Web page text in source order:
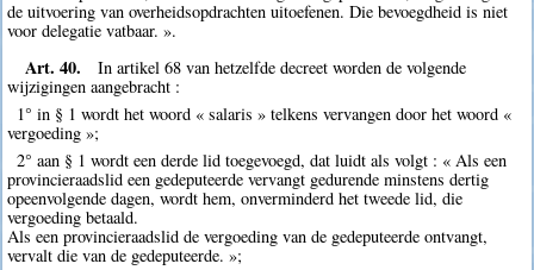
de uitvoering van overheidsopdrachten uitoefenen. Die bevoegdheid is niet
voor delegatie vatbaar. ».
Art. 40.
In artikel 68 van hetzelfde decreet worden de volgende
wijzigingen aangebracht :
1° in § 1 wordt het woord « salaris » telkens vervangen door het woord «
vergoeding »;
2° aan § 1 wordt een derde lid toegevoegd, dat luidt als volgt : « Als een
provincieraadslid een gedeputeerde vervangt gedurende minstens dertig
opeenvolgende dagen, wordt hem, onverminderd het tweede lid, die
vergoeding betaald.
Als een provincieraadslid de vergoeding van de gedeputeerde ontvangt,
vervalt die van de gedeputeerde. »;